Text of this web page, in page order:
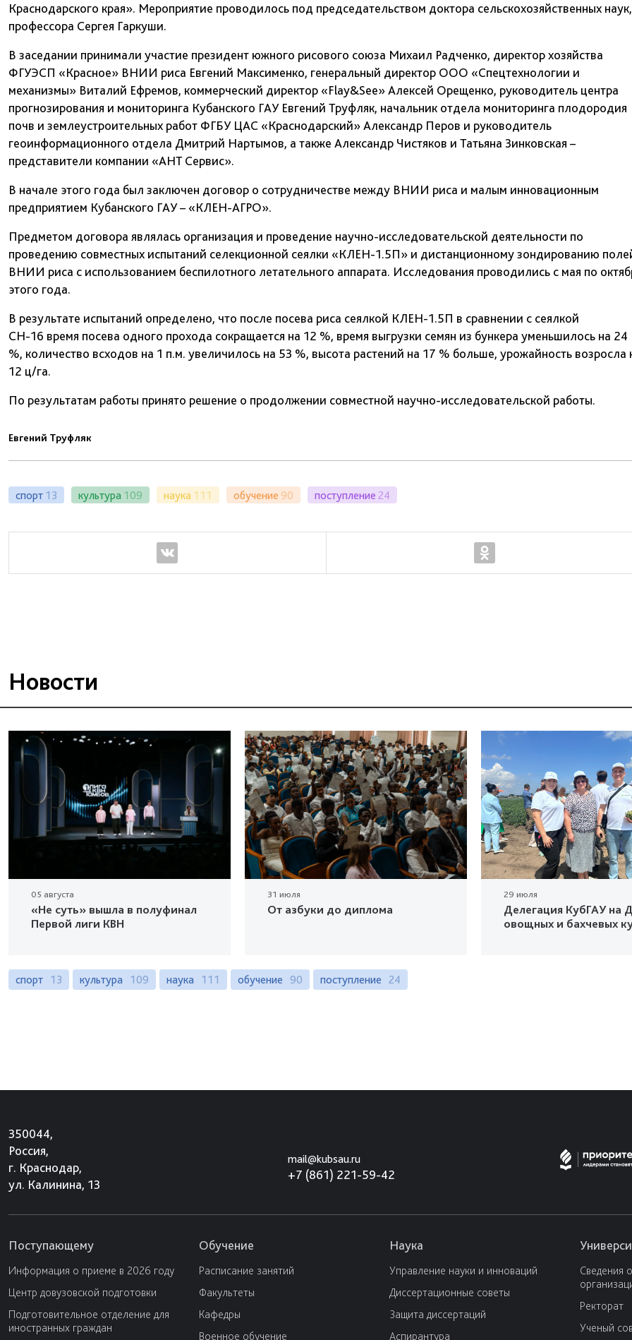
Краснодарского края». Мероприятие проводилось под председательством доктора сельскохозяйственных наук,
профессора Сергея Гаркуши.
В заседании принимали участие президент южного рисового союза Михаил Радченко, директор хозяйства
ФГУЭСП «Красное» ВНИИ риса Евгений Максименко, генеральный директор ООО «Спецтехнологии и
механизмы» Виталий Ефремов, коммерческий директор «Flay&See» Алексей Орещенко, руководитель центра
прогнозирования и мониторинга Кубанского ГАУ Евгений Труфляк, начальник отдела мониторинга плодородия
почв и землеустроительных работ ФГБУ ЦАС «Краснодарский» Александр Перов и руководитель
геоинформационного отдела Дмитрий Нартымов, а также Александр Чистяков и Татьяна Зинковская –
представители компании «АНТ Сервис».
В начале этого года был заключен договор о сотрудничестве между ВНИИ риса и малым инновационным
предприятием Кубанского ГАУ – «КЛЕН-АГРО».
Предметом договора являлась организация и проведение научно-исследовательской деятельности по
проведению совместных испытаний селекционной сеялки «КЛЕН-1.5П» и дистанционному зондированию
ВНИИ риса с использованием беспилотного летательного аппарата. Исследования проводились с мая по
этого года.
В результате испытаний определено, что после посева риса сеялкой КЛЕН-1.5П в сравнении с сеялкой
СН-16 время посева одного прохода сокращается на 12 %, время выгрузки семян из бункера уменьшилось на 24
%, количество всходов на 1 п.м. увеличилось на 53 %, высота растений на 17 % больше, урожайность возросла
12 ц/га.
По результатам работы принято решение о продолжении совместной научно-исследовательской работы.
Евгений Труфляк
спорт 13 культура 109 наука 111 обучение 90 поступление 24
Новости
05 августа
«Не суть» вышла в полуфинал
Первой лиги КВН
31 июля
От азбуки до диплома
29 июля
Делегация КубГАУ на
овощных и бахчевых
спорт 13 культура 109 наука 111 обучение 90 поступление 24
350044,
Россия,
г. Краснодар,
ул. Калинина, 13
mail@kubsau.ru
+7 (861) 221-59-42
Поступающему
Информация о приеме в 2026 году
Центр довузовской подготовки
Подготовительное отделение для
иностранных граждан
Обучение
Расписание занятий
Факультеты
Кафедры
Военное обучение
Наука
Управление науки и инноваций
Диссертационные советы
Защита диссертаций
Аспирантура
Сведения
Ректорат
Ученый